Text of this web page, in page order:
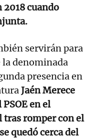
2018 cuando
servirán para
la denominada
presencia en
Jaén Merece
en el
tras romper con el
quedó cerca del